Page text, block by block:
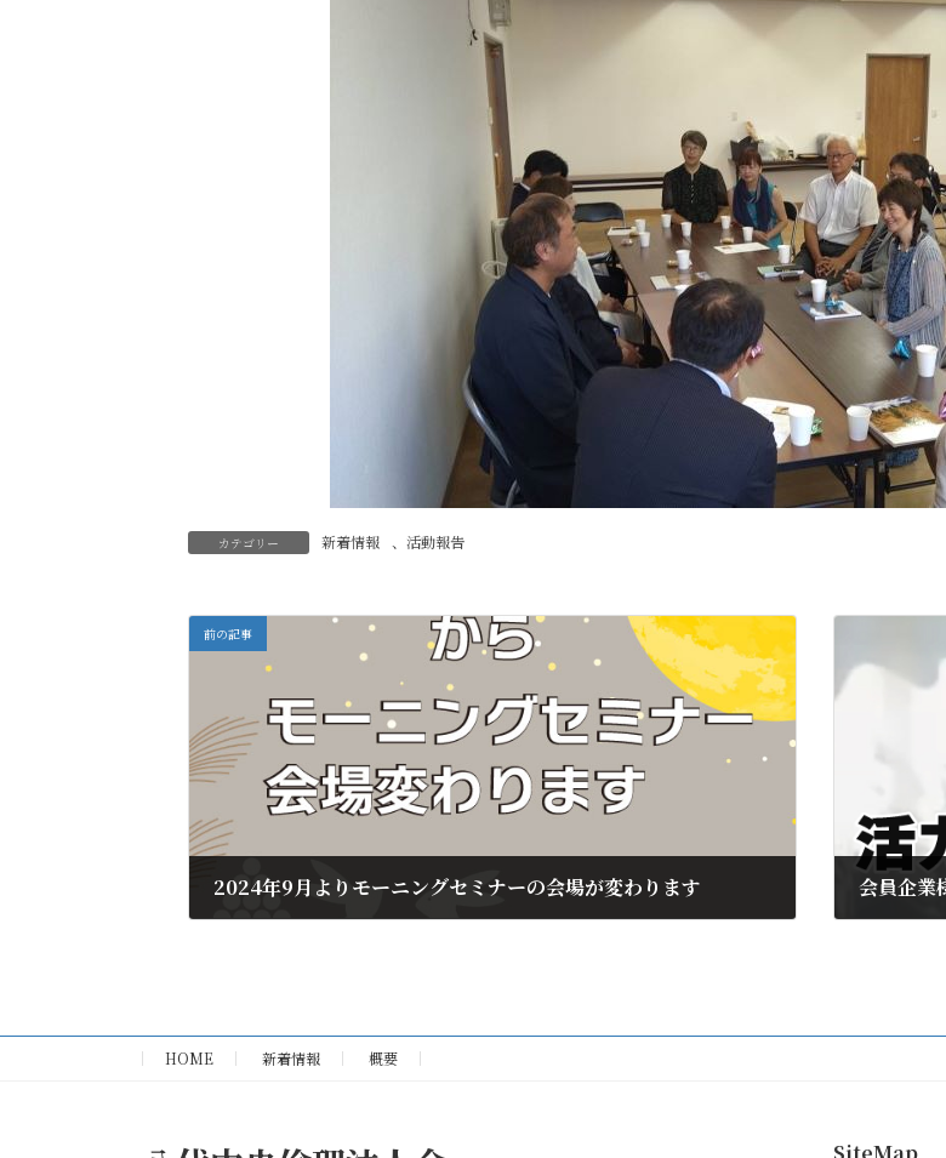
カテゴリー 新着情報 、 活動報告
前の記事
2024年9月よりモーニングセミナーの会場が変わります 会員企業
HOME 新着情報 概要
SiteMap